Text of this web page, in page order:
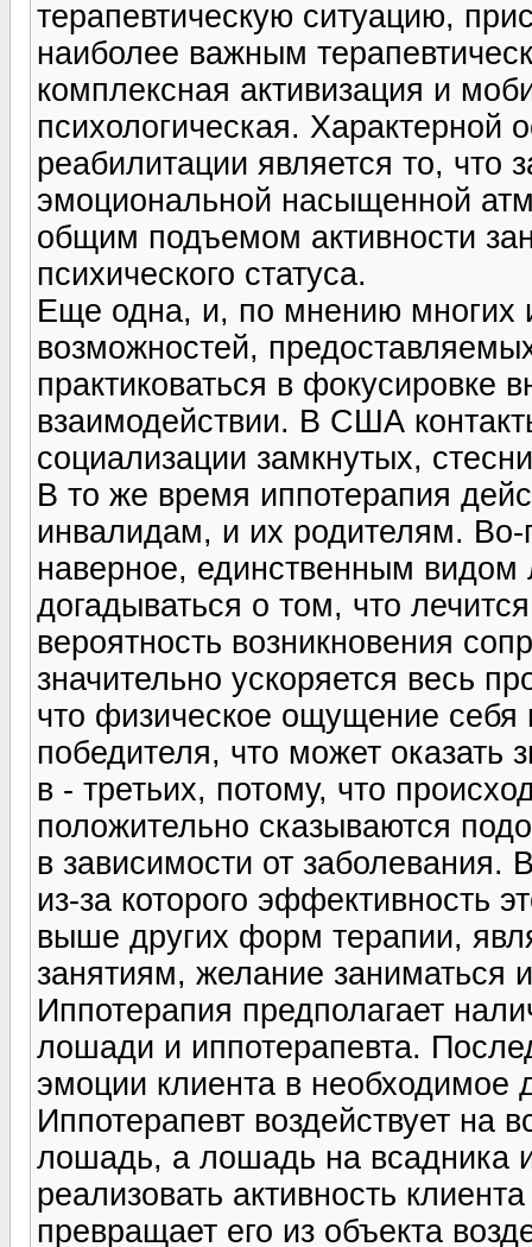
терапевтическую ситуацию,
наиболее важным
комплексная активизация и
психологическая. Характерной
реабилитации является то, что
эмоциональной насыщенной
общим подъемом активности
психического статуса.
Еще одна, и, по мнению многих
возможностей,
практиковаться в фокусировке
взаимодействии. В США
социализации замкнутых,
В то же время иппотерапия
инвалидам, и их родителям. Во-
наверное, единственным видом
догадываться о том, что
вероятность возникновения
значительно ускоряется весь
что физическое ощущение
победителя, что может оказать
в - третьих, потому, что
положительно сказываются
в зависимости от
из-за которого эффективность
выше других форм терапии,
занятиям, желание
Иппотерапия предполагает
лошади и иппотерапевта.
эмоции клиента в необходимое
Иппотерапевт воздействует на
лошадь, а лошадь на всадника
реализовать активность
превращает его из объекта